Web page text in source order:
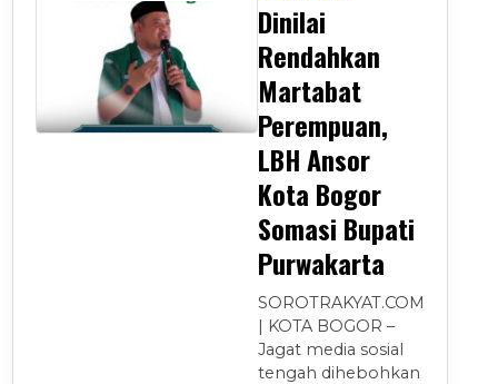
Dinilai
Rendahkan
Martabat
Perempuan,
LBH Ansor
Kota Bogor
Somasi Bupati
Purwakarta
SOROTRAKYAT.COM
| KOTA BOGOR –
Jagat media sosial
tengah dihebohkan